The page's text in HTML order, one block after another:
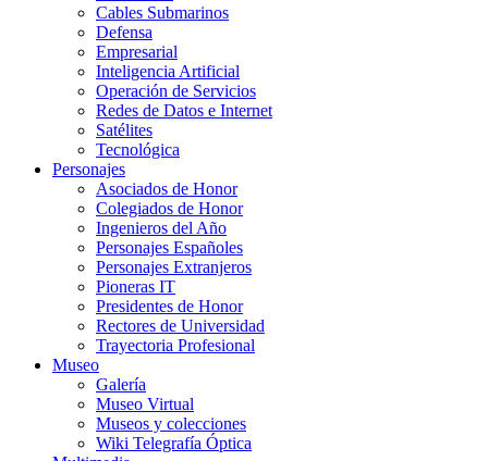
Cables Submarinos
Defensa
Empresarial
Inteligencia Artificial
Operación de Servicios
Redes de Datos e Internet
Satélites
Tecnológica
Personajes
Asociados de Honor
Colegiados de Honor
Ingenieros del Año
Personajes Españoles
Personajes Extranjeros
Pioneras IT
Presidentes de Honor
Rectores de Universidad
Trayectoria Profesional
Museo
Galería
Museo Virtual
Museos y colecciones
Wiki Telegrafía Óptica